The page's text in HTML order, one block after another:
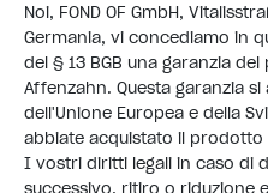
Noi, FOND OF GmbH,
Germania, vi concediamo in
del § 13 BGB una garanzia
Affenzahn. Questa garanzia
dell'Unione Europea e della
abbiate acquistato il
I vostri diritti legali in caso di
successivo, ritiro o riduzione